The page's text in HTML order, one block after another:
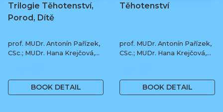
Trilogie Těhotenství,
Porod, Dítě
prof. MUDr. Antonín Pařízek,
CSc.; MUDr. Hana Krejčová,
Tomáš Honzík, Ph.D. a kol.
BOOK DETAIL
Těhotenství
prof. MUDr. Antonín Pařízek,
CSc.; MUDr. Hana Krejčová,
BOOK DETAIL